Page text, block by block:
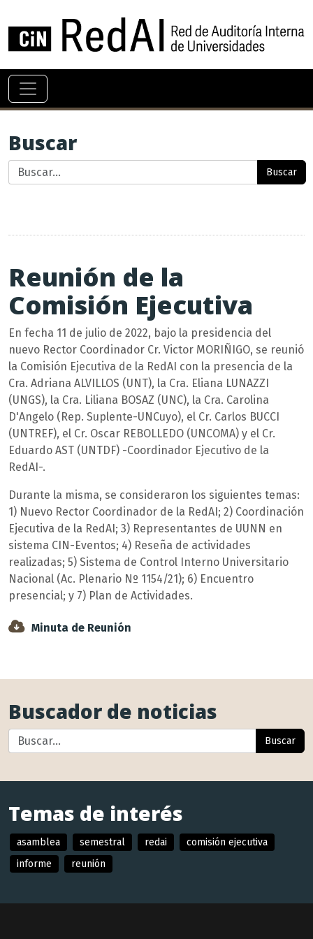
Buscar
Buscar
Reunión de la
Comisión Ejecutiva
En fecha 11 de julio de 2022, bajo la presidencia del
nuevo Rector Coordinador Cr. Victor MORIÑIGO, se reunió
la Comisión Ejecutiva de la RedAI con la presencia de la
Cra. Adriana ALVILLOS (UNT), la Cra. Eliana LUNAZZI
(UNGS), la Cra. Liliana BOSAZ (UNC), la Cra. Carolina
D'Angelo (Rep. Suplente-UNCuyo), el Cr. Carlos BUCCI
(UNTREF), el Cr. Oscar REBOLLEDO (UNCOMA) y el Cr.
Eduardo AST (UNTDF) -Coordinador Ejecutivo de la
RedAI-.
Durante la misma, se consideraron los siguientes temas:
1) Nuevo Rector Coordinador de la RedAI; 2) Coordinación
Ejecutiva de la RedAI; 3) Representantes de UUNN en
sistema CIN-Eventos; 4) Reseña de actividades
realizadas; 5) Sistema de Control Interno Universitario
Nacional (Ac. Plenario Nº 1154/21); 6) Encuentro
presencial; y 7) Plan de Actividades.
Minuta de Reunión
Buscador de noticias
Buscar
Temas de interés
asamblea semestral redai
comisión ejecutiva
informe
reunión